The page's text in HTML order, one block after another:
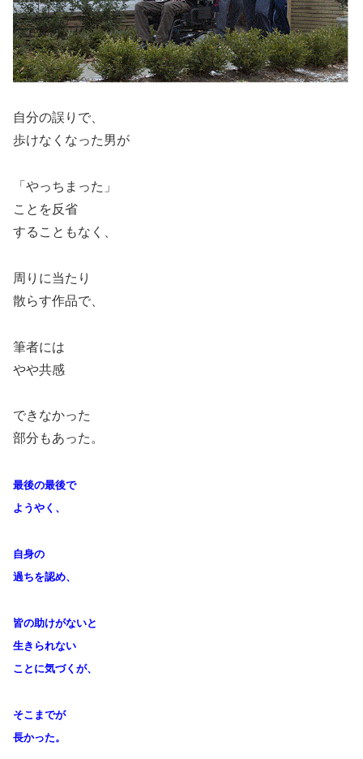
自分の誤りで、
歩けなくなった男が
「やっちまった」
ことを反省
することもなく、
周りに当たり
散らす作品で、
筆者には
やや共感
できなかった
部分もあった。
最後の最後で
ようやく、
自身の
過ちを認め、
皆の助けがないと
生きられない
ことに気づくが、
そこまでが
長かった。